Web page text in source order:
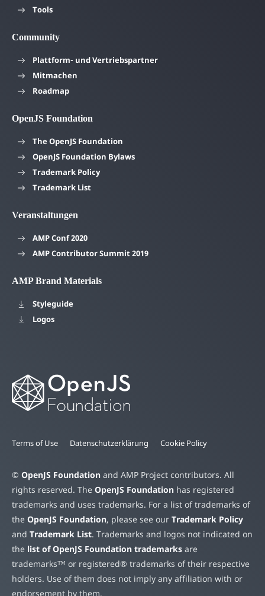
Tools
Community
Plattform- und Vertriebspartner
Mitmachen
Roadmap
OpenJS Foundation
The OpenJS Foundation
OpenJS Foundation Bylaws
Trademark Policy
Trademark List
Veranstaltungen
AMP Conf 2020
AMP Contributor Summit 2019
AMP Brand Materials
Styleguide
Logos
Terms of Use Datenschutzerklärung Cookie Policy
© OpenJS Foundation and AMP Project contributors. All
rights reserved. The OpenJS Foundation has registered
trademarks and uses trademarks. For a list of trademarks of
the OpenJS Foundation, please see our Trademark Policy
and Trademark List. Trademarks and logos not indicated on
the list of OpenJS Foundation trademarks are
trademarks™ or registered® trademarks of their respective
holders. Use of them does not imply any affiliation with or
endorsement by them.